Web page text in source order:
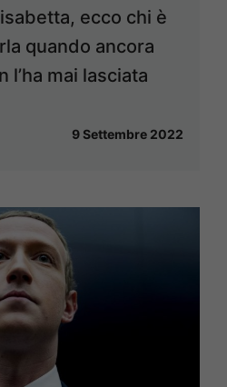
ecco chi è
quando ancora
l’ha mai lasciata
9 Settembre 2022